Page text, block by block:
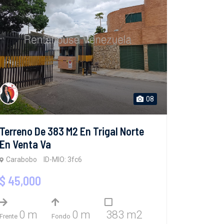
08
Terreno De 383 M2 En Trigal Norte
En Venta Va
Carabobo ID-MIO: 3fc6
$ 45,000
Frente 0 m Fondo 0 m 383 m2